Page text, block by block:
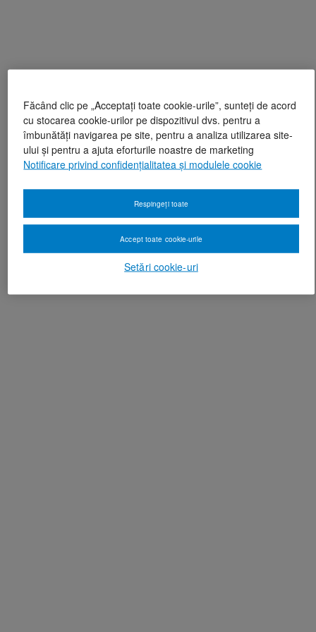
Făcând clic pe „Acceptați toate cookie-urile”, sunteți de acord
cu stocarea cookie-urilor pe dispozitivul dvs. pentru a
îmbunătăți navigarea pe site, pentru a analiza utilizarea site-
ului și pentru a ajuta eforturile noastre de marketing
Notificare privind confidențialitatea și modulele cookie
Setări cookie-uri
Respingeți toate
Accept toate cookie-urile